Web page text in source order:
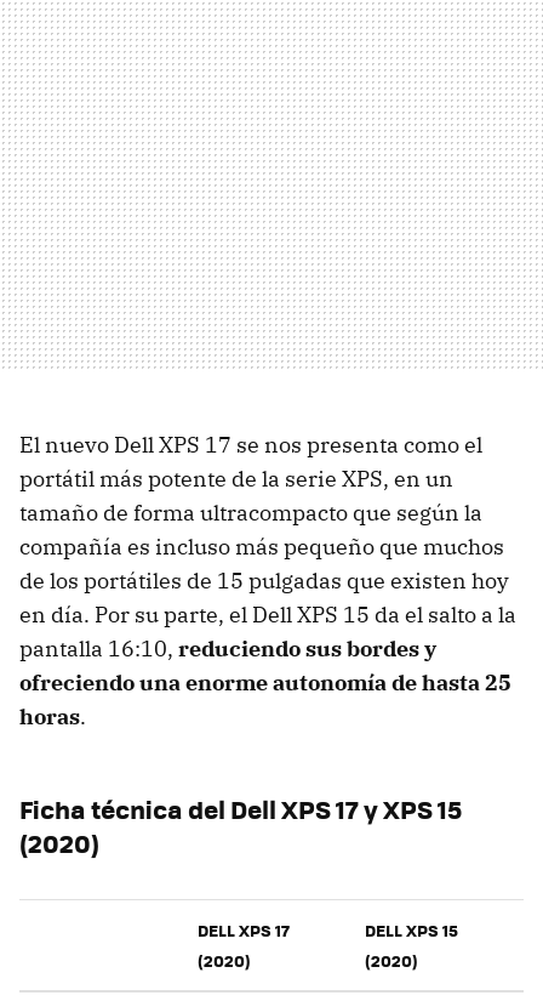
El nuevo Dell XPS 17 se nos presenta como el
portátil más potente de la serie XPS, en un
tamaño de forma ultracompacto que según la
compañía es incluso más pequeño que muchos
de los portátiles de 15 pulgadas que existen hoy
en día. Por su parte, el Dell XPS 15 da el salto a la
pantalla 16:10, reduciendo sus bordes y
ofreciendo una enorme autonomía de hasta 25
horas.
Ficha técnica del Dell XPS 17 y XPS 15
(2020)
DELL XPS 17
(2020)
DELL XPS 15
(2020)